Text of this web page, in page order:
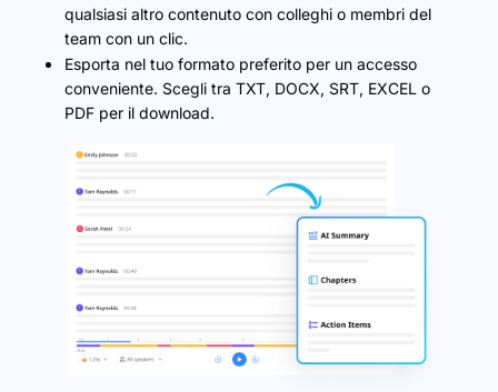
qualsiasi altro contenuto con colleghi o membri del
team con un clic.
Esporta nel tuo formato preferito per un accesso
conveniente. Scegli tra TXT, DOCX, SRT, EXCEL o
PDF per il download.